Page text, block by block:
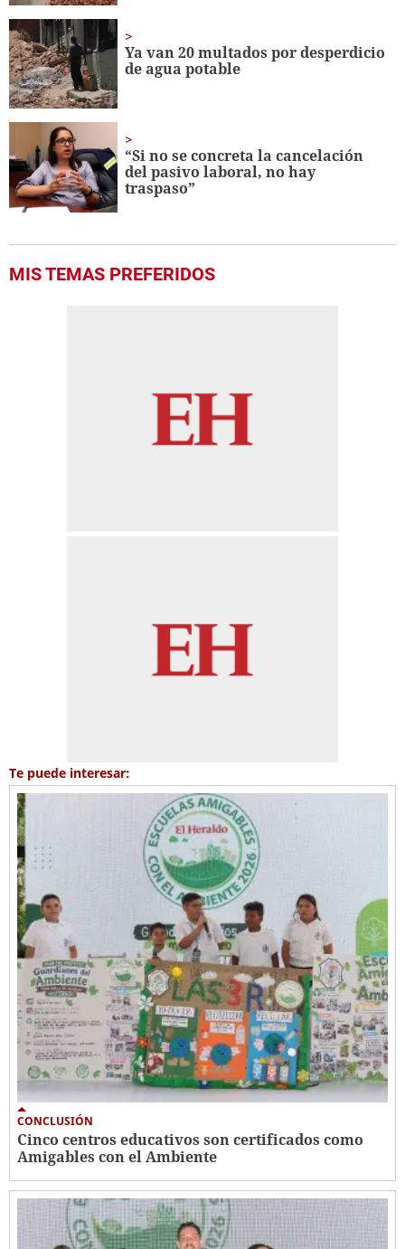
Ya van 20 multados por desperdicio
de agua potable
“Si no se concreta la cancelación
del pasivo laboral, no hay
traspaso”
MIS TEMAS PREFERIDOS
Te puede interesar:
CONCLUSIÓN
Cinco centros educativos son certificados como
Amigables con el Ambiente